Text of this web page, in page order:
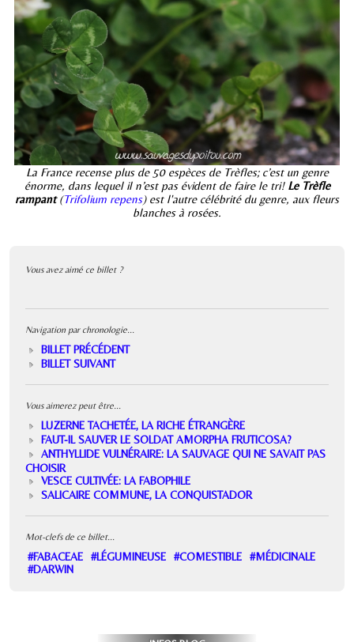
La France recense plus de 50 espèces de Trèfles; c’est un genre
énorme, dans lequel il n’est pas évident de faire le tri! Le Trèfle
rampant(Trifolium repens) est l'autre célébrité du genre, aux fleurs
blanches à rosées.
Vous avez aimé ce billet ?
Navigation par chronologie...
BILLET PRÉCÉDENT
BILLET SUIVANT
Vous aimerez peut être...
LUZERNE TACHETÉE, LA RICHE ÉTRANGÈRE
FAUT-IL SAUVER LE SOLDAT AMORPHA FRUTICOSA?
ANTHYLLIDE VULNÉRAIRE: LA SAUVAGE QUI NE SAVAIT PAS
CHOISIR
VESCE CULTIVÉE: LA FABOPHILE
SALICAIRE COMMUNE, LA CONQUISTADOR
Mot-clefs de ce billet...
#FABACEAE #LÉGUMINEUSE #COMESTIBLE
#MÉDICINALE
#DARWIN